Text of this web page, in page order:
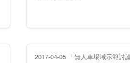
2017-04-05 「無人車場域示範討